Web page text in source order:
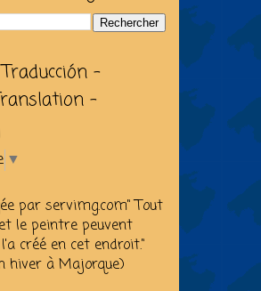
-
-
▼
" Tout
le peintre peuvent
créé en cet endroit."
hiver à Majorque)